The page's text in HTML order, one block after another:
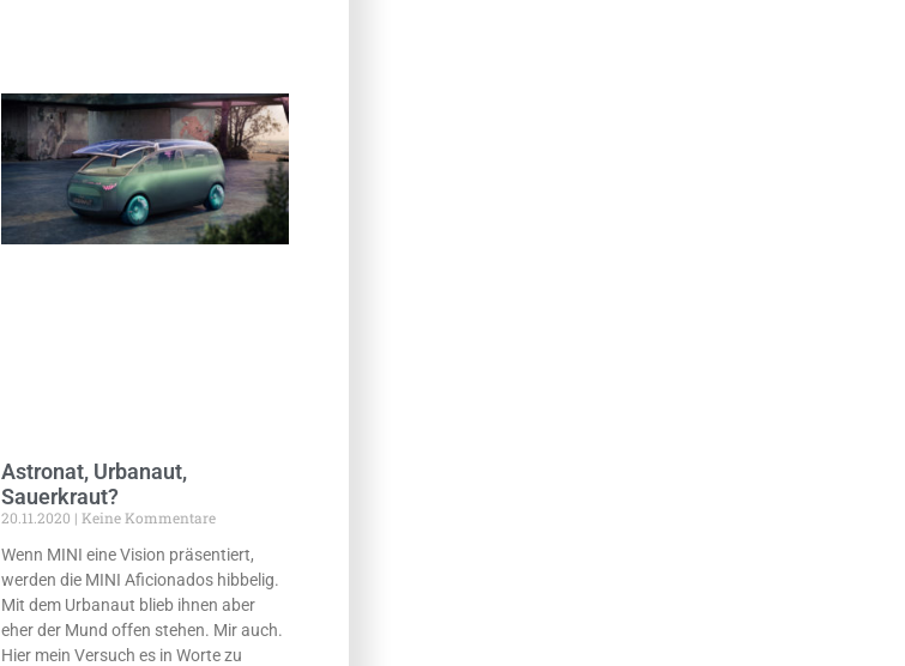
Astronat, Urbanaut,
Sauerkraut?
20.11.2020
Keine Kommentare
Wenn MINI eine Vision präsentiert,
werden die MINI Aficionados hibbelig.
Mit dem Urbanaut blieb ihnen aber
eher der Mund offen stehen. Mir auch.
Hier mein Versuch es in Worte zu